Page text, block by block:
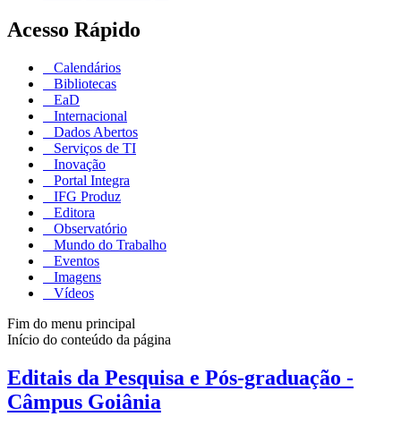
Acesso Rápido
Calendários
Bibliotecas
EaD
Internacional
Dados Abertos
Serviços de TI
Inovação
Portal Integra
IFG Produz
Editora
Observatório
Mundo do Trabalho
Eventos
Imagens
Vídeos
Fim do menu principal
Início do conteúdo da página
Editais da Pesquisa e Pós-graduação -
Câmpus Goiânia